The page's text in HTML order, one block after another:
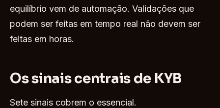
equilíbrio vem de automação. Validações que
podem ser feitas em tempo real não devem ser
feitas em horas.
Os sinais centrais de KYB
Sete sinais cobrem o essencial.